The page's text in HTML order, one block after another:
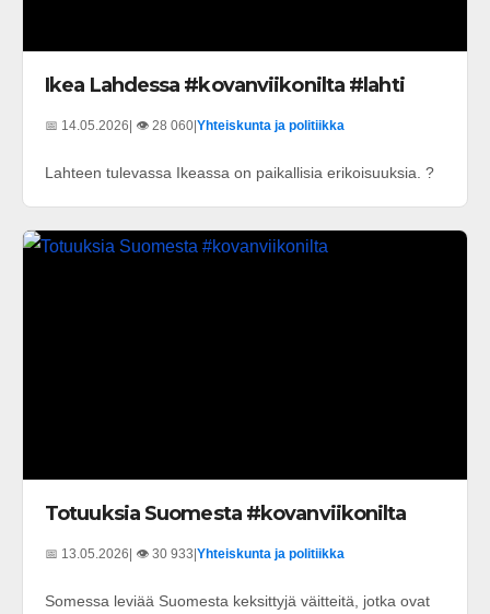
Ikea Lahdessa #kovanviikonilta #lahti
📅 14.05.2026| 👁️ 28 060|Yhteiskunta ja politiikka
Lahteen tulevassa Ikeassa on paikallisia erikoisuuksia. ?
Totuuksia Suomesta #kovanviikonilta
📅 13.05.2026 | 👁️ 30 933 Yhteiskunta ja politiikka
Somessa leviää Suomesta keksittyjä väitteitä, jotka ovat